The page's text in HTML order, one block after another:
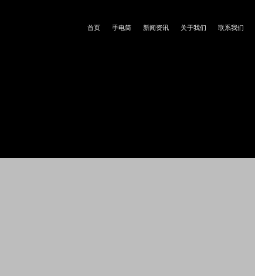
首页 手电筒 新闻资讯 关于我们 联系我们